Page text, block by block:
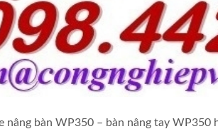
nâng bàn WP350 – bàn nâng tay WP350